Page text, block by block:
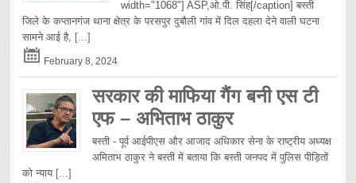
width="1068"] ASP,ओ.पी. सिंह[/caption] बस्ती
जिले के कप्तानगंज थाना क्षेत्र के परसपुर दुबौली गांव में दिल दहला देने वाली घटना
सामने आई है, [...]
February 8, 2024
सरकार की माफिया गैंग बनी एस टी
एफ – अभिताभ ठाकुर
बस्ती - पूर्व आईपीएस और आजाद अधिकार सेना के राष्ट्रीय अध्यक्ष
अमिताभ ठाकुर ने बस्ती में बताया कि बस्ती जनपद में पुलिस पीड़ितों
को न्याय [...]